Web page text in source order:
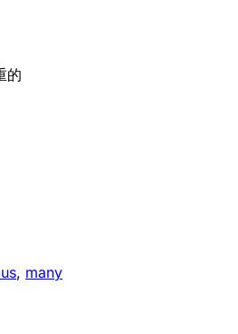
的
, many